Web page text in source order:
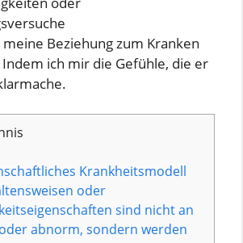
Beziehung zum Kranken
ich mir die Gefühle, die er
Krankheitsmodell
oder
sind nicht an
abnorm, sondern werden